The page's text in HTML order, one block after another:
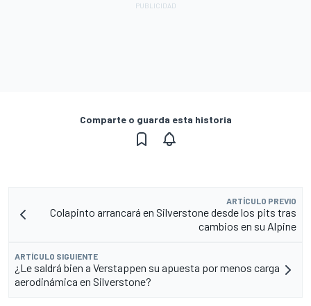
Comparte o guarda esta historia
ARTÍCULO PREVIO
Colapinto arrancará en Silverstone desde los pits tras
cambios en su Alpine
ARTÍCULO SIGUIENTE
¿Le saldrá bien a Verstappen su apuesta por menos carga
aerodinámica en Silverstone?